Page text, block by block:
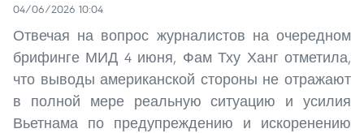
04/06/2026 10:04
Отвечая на вопрос журналистов на очередном
брифинге МИД 4 июня, Фам Тху Ханг отметила,
что выводы американской стороны не отражают
в полной мере реальную ситуацию и усилия
Вьетнама по предупреждению и искоренению